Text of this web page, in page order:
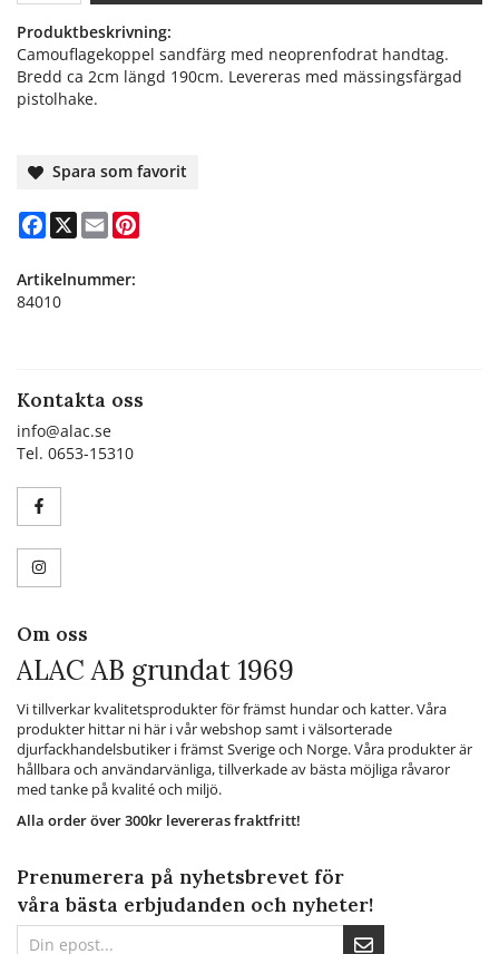
Produktbeskrivning:
Camouflagekoppel sandfärg med neoprenfodrat handtag.
Bredd ca 2cm längd 190cm. Levereras med mässingsfärgad
pistolhake.
Spara som favorit
Facebook
X Email
Artikelnummer:
84010
Kontakta oss
info@alac.se
Tel. 0653-15310
Om oss
ALAC AB grundat 1969
Vi tillverkar kvalitetsprodukter för främst hundar och katter. Våra
produkter hittar ni här i vår webshop samt i välsorterade
djurfackhandelsbutiker i främst Sverige och Norge. Våra produkter är
hållbara och användarvänliga, tillverkade av bästa möjliga råvaror
med tanke på kvalité och miljö.
Alla order över 300kr levereras fraktfritt!
Prenumerera på nyhetsbrevet för
våra bästa erbjudanden och nyheter!